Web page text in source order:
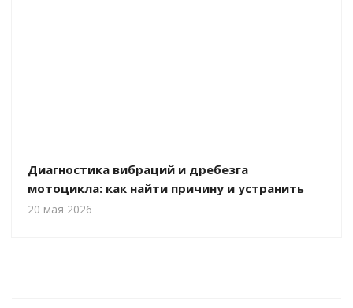
Диагностика вибраций и дребезга
мотоцикла: как найти причину и устранить
20 мая 2026